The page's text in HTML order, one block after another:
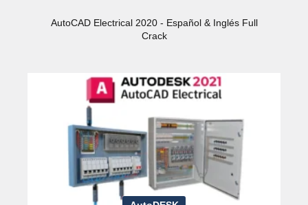
AutoCAD Electrical 2020 - Español & Inglés Full
Crack